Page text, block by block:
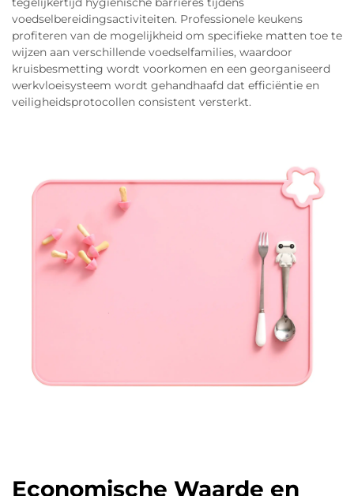
voedselbereidingsactiviteiten. Professionele keukens
profiteren van de mogelijkheid om specifieke matten toe te
wijzen aan verschillende voedselfamilies, waardoor
kruisbesmetting wordt voorkomen en een georganiseerd
werkvloeisysteem wordt gehandhaafd dat efficiëntie en
veiligheidsprotocollen consistent versterkt.
Economische Waarde en